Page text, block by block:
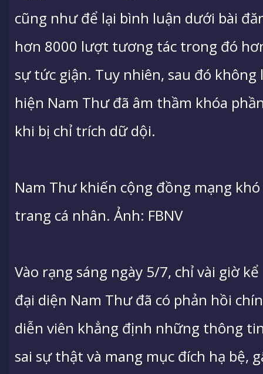
cũng như để lại bình luận dưới bài
hơn 8000 lượt tương tác trong đó
sự tức giận. Tuy nhiên, sau đó
hiện Nam Thư đã âm thầm khóa
khi bị chỉ trích dữ dội.
Nam Thư khiến cộng đồng mạng
trang cá nhân. Ảnh: FBNV
Vào rạng sáng ngày 5/7, chỉ vài giờ
đại diện Nam Thư đã có phản hồi
diễn viên khẳng định những thông
sai sự thật và mang mục đích hạ bệ,